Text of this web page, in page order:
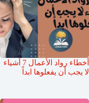
أخطاء رواد الأعمال 7 أشياء
لا يجب أن يفعلوها ابداً